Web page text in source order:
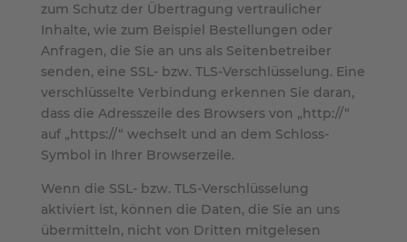
zum Schutz der Übertragung vertraulicher
Inhalte, wie zum Beispiel Bestellungen oder
Anfragen, die Sie an uns als Seitenbetreiber
senden, eine SSL- bzw. TLS-Verschlüsselung. Eine
verschlüsselte Verbindung erkennen Sie daran,
dass die Adresszeile des Browsers von „http://“
auf „https://“ wechselt und an dem Schloss-
Symbol in Ihrer Browserzeile.
Wenn die SSL- bzw. TLS-Verschlüsselung
aktiviert ist, können die Daten, die Sie an uns
übermitteln, nicht von Dritten mitgelesen